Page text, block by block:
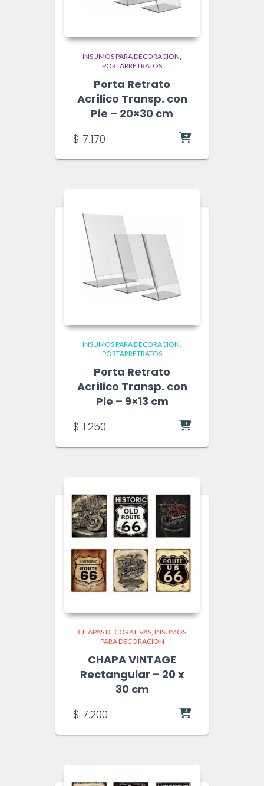
INSUMOS PARA DECORACION
PORTARRETRATOS
Porta Retrato
Acrílico Transp. con
Pie – 20×30 cm
$ 7.170
INSUMOS PARA DECORACION
PORTARRETRATOS
Porta Retrato
Acrílico Transp. con
Pie – 9×13 cm
$ 1.250
CHAPAS DECORATIVAS INSUMOS
PARA DECORACION
CHAPA VINTAGE
Rectangular – 20 x
30 cm
$ 7.200